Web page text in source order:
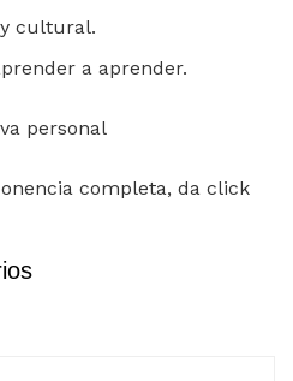
cultural.
a aprender.
personal
completa, da click